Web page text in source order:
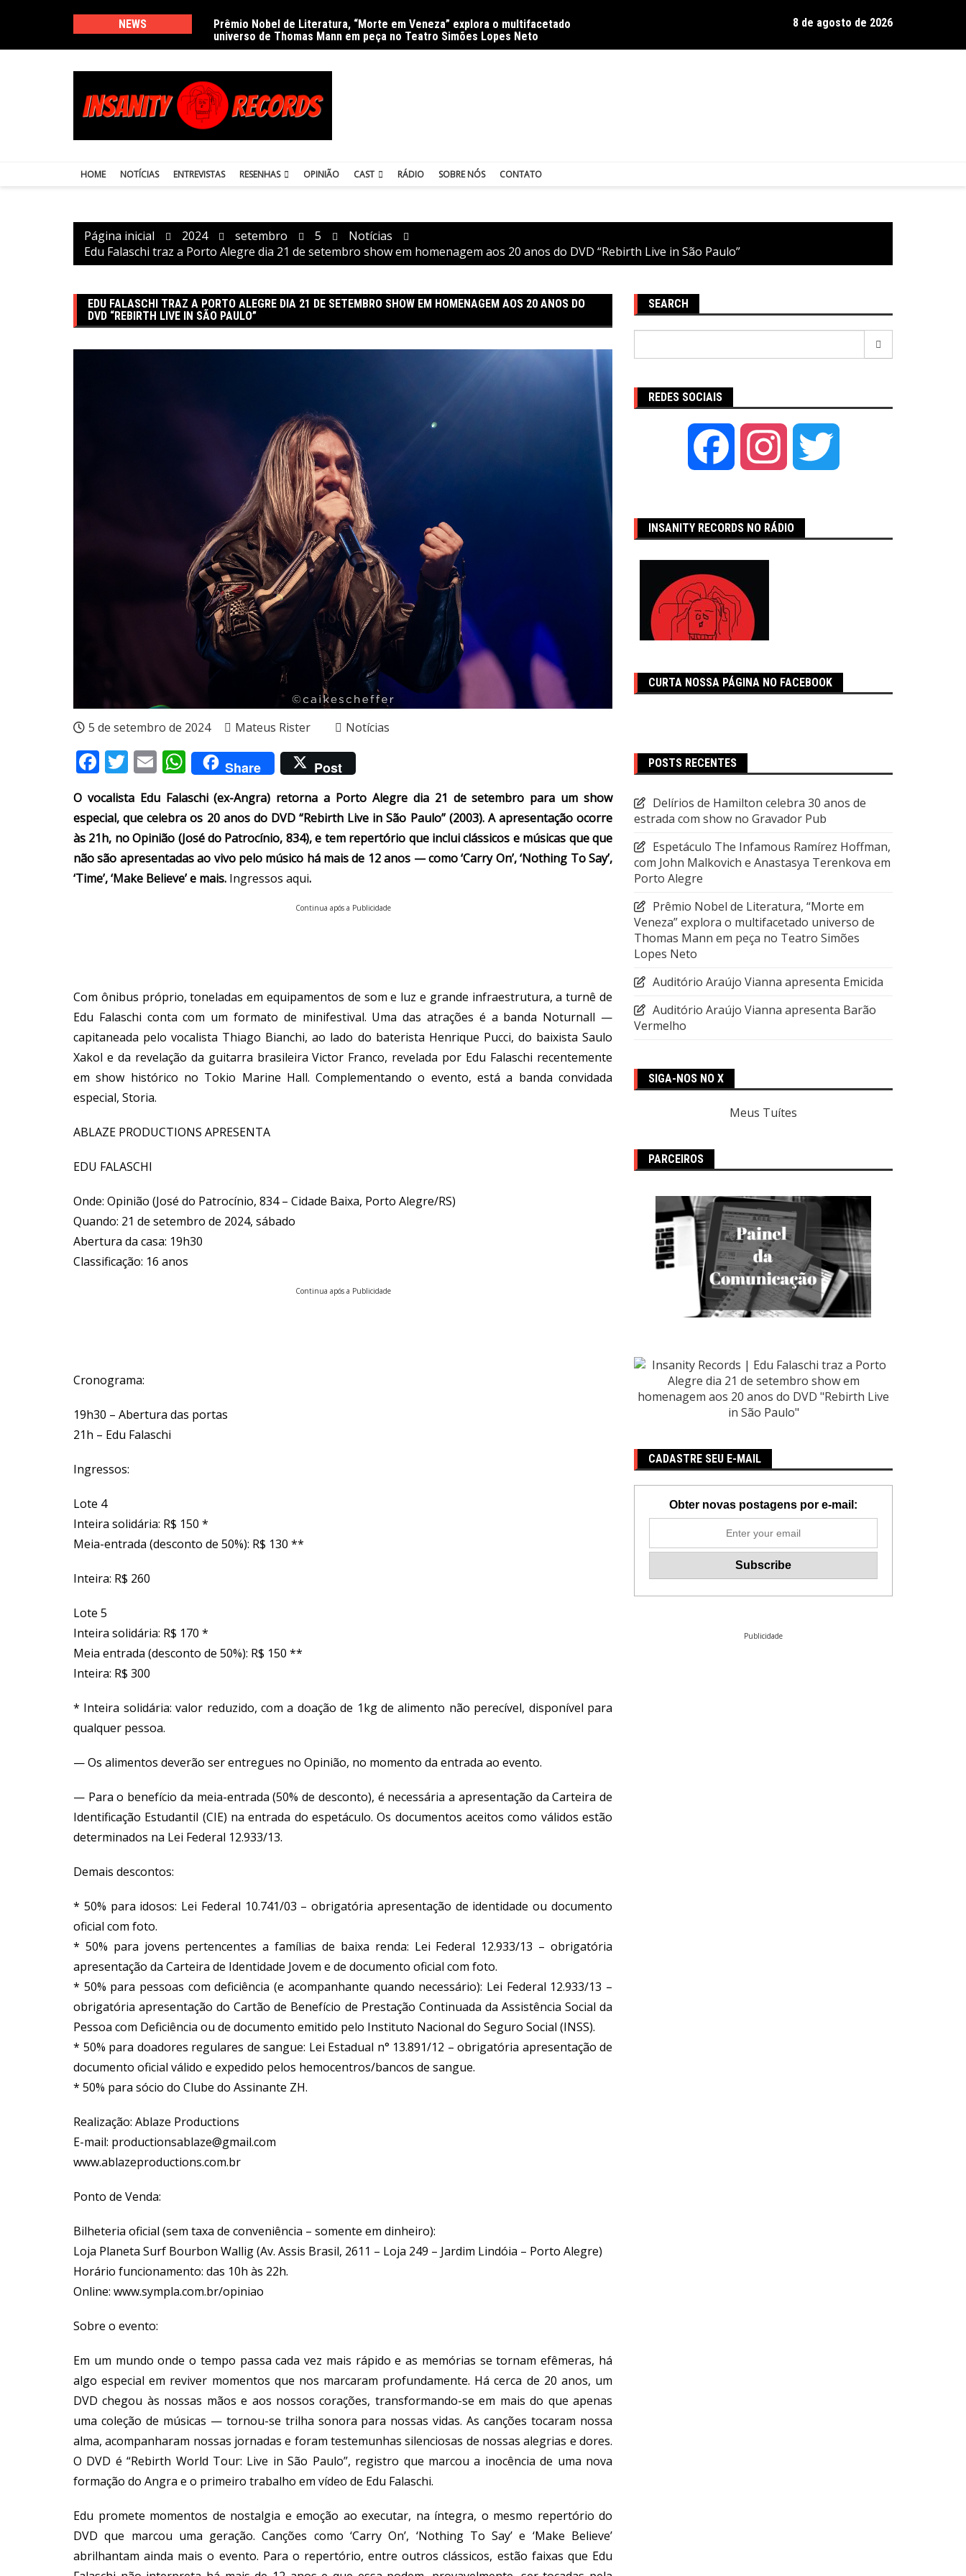
conteúdo
NEWS
Prêmio Nobel de Literatura, “Morte em Veneza” explora o multifacetado
universo de Thomas Mann em peça no Teatro Simões Lopes Neto
Delírios de Hamilton celebra 30 anos de estrada com show no Gravador
8 de agosto de 2026
HOME NOTÍCIAS ENTREVISTAS RESENHAS OPINIÃO CAST RÁDIO SOBRE NÓS CONTATO
Página inicial 2024 setembro 5
Notícias
Edu Falaschi traz a Porto Alegre dia 21 de setembro show em homenagem aos 20 anos do DVD “Rebirth Live in São Paulo”
EDU FALASCHI TRAZ A PORTO ALEGRE DIA 21 DE SETEMBRO SHOW EM HOMENAGEM AOS 20 ANOS DO
DVD “REBIRTH LIVE IN SÃO PAULO”
5 de setembro de 2024 Mateus Rister Notícias
Facebook
Twitter
EmailWhatsApp
Share Post
O vocalista Edu Falaschi (ex-Angra) retorna a Porto Alegre dia 21 de setembro para um show
especial, que celebra os 20 anos do DVD “Rebirth Live in São Paulo” (2003). A apresentação ocorre
às 21h, no Opinião (José do Patrocínio, 834), e tem repertório que inclui clássicos e músicas que que
não são apresentadas ao vivo pelo músico há mais de 12 anos — como ‘Carry On’, ‘Nothing To Say’,
‘Time’, ‘Make Believe’ e mais. Ingressos aqui.
Continua após a Publicidade
Com ônibus próprio, toneladas em equipamentos de som e luz e grande infraestrutura, a turnê de
Edu Falaschi conta com um formato de minifestival. Uma das atrações é a banda Noturnall —
capitaneada pelo vocalista Thiago Bianchi, ao lado do baterista Henrique Pucci, do baixista Saulo
Xakol e da revelação da guitarra brasileira Victor Franco, revelada por Edu Falaschi recentemente
em show histórico no Tokio Marine Hall. Complementando o evento, está a banda convidada
especial, Storia.
ABLAZE PRODUCTIONS APRESENTA
EDU FALASCHI
Onde: Opinião (José do Patrocínio, 834 – Cidade Baixa, Porto Alegre/RS)
Quando: 21 de setembro de 2024, sábado
Abertura da casa: 19h30
Classificação: 16 anos
Continua após a Publicidade
Cronograma:
19h30 – Abertura das portas
21h – Edu Falaschi
Ingressos:
Lote 4
Inteira solidária: R$ 150 *
Meia-entrada (desconto de 50%): R$ 130 **
Inteira: R$ 260
Lote 5
Inteira solidária: R$ 170 *
Meia entrada (desconto de 50%): R$ 150 **
Inteira: R$ 300
* Inteira solidária: valor reduzido, com a doação de 1kg de alimento não perecível, disponível para
qualquer pessoa.
— Os alimentos deverão ser entregues no Opinião, no momento da entrada ao evento.
— Para o benefício da meia-entrada (50% de desconto), é necessária a apresentação da Carteira de
Identificação Estudantil (CIE) na entrada do espetáculo. Os documentos aceitos como válidos estão
determinados na Lei Federal 12.933/13.
Demais descontos:
* 50% para idosos: Lei Federal 10.741/03 – obrigatória apresentação de identidade ou documento
oficial com foto.
* 50% para jovens pertencentes a famílias de baixa renda: Lei Federal 12.933/13 – obrigatória
apresentação da Carteira de Identidade Jovem e de documento oficial com foto.
* 50% para pessoas com deficiência (e acompanhante quando necessário): Lei Federal 12.933/13 –
obrigatória apresentação do Cartão de Benefício de Prestação Continuada da Assistência Social da
Pessoa com Deficiência ou de documento emitido pelo Instituto Nacional do Seguro Social (INSS).
* 50% para doadores regulares de sangue: Lei Estadual n° 13.891/12 – obrigatória apresentação de
documento oficial válido e expedido pelos hemocentros/bancos de sangue.
* 50% para sócio do Clube do Assinante ZH.
Realização: Ablaze Productions
E-mail: productionsablaze@gmail.com
www.ablazeproductions.com.br
Ponto de Venda:
Bilheteria oficial (sem taxa de conveniência – somente em dinheiro):
Loja Planeta Surf Bourbon Wallig (Av. Assis Brasil, 2611 – Loja 249 – Jardim Lindóia – Porto Alegre)
Horário funcionamento: das 10h às 22h.
Online: www.sympla.com.br/opiniao
Sobre o evento:
Em um mundo onde o tempo passa cada vez mais rápido e as memórias se tornam efêmeras, há
algo especial em reviver momentos que nos marcaram profundamente. Há cerca de 20 anos, um
DVD chegou às nossas mãos e aos nossos corações, transformando-se em mais do que apenas
uma coleção de músicas — tornou-se trilha sonora para nossas vidas. As canções tocaram nossa
alma, acompanharam nossas jornadas e foram testemunhas silenciosas de nossas alegrias e dores.
O DVD é “Rebirth World Tour: Live in São Paulo”, registro que marcou a inocência de uma nova
formação do Angra e o primeiro trabalho em vídeo de Edu Falaschi.
Edu promete momentos de nostalgia e emoção ao executar, na íntegra, o mesmo repertório do
DVD que marcou uma geração. Canções como ‘Carry On’, ‘Nothing To Say’ e ‘Make Believe’
abrilhantam ainda mais o evento. Para o repertório, entre outros clássicos, estão faixas que Edu
SEARCH
REDES SOCIAIS
Facebook Instagram
INSANITY RECORDS NO RÁDIO
CURTA NOSSA PÁGINA NO FACEBOOK
POSTS RECENTES
Delírios de Hamilton celebra 30 anos de
estrada com show no Gravador Pub
Espetáculo The Infamous Ramírez Hoffman,
com John Malkovich e Anastasya Terenkova em
Porto Alegre
Prêmio Nobel de Literatura, “Morte em
Veneza” explora o multifacetado universo de
Thomas Mann em peça no Teatro Simões
Lopes Neto
Auditório Araújo Vianna apresenta Emicida
Auditório Araújo Vianna apresenta Barão
Vermelho
SIGA-NOS NO X
Meus Tuítes
PARCEIROS
CADASTRE SEU E-MAIL
Obter novas postagens por e-mail:
Publicidade